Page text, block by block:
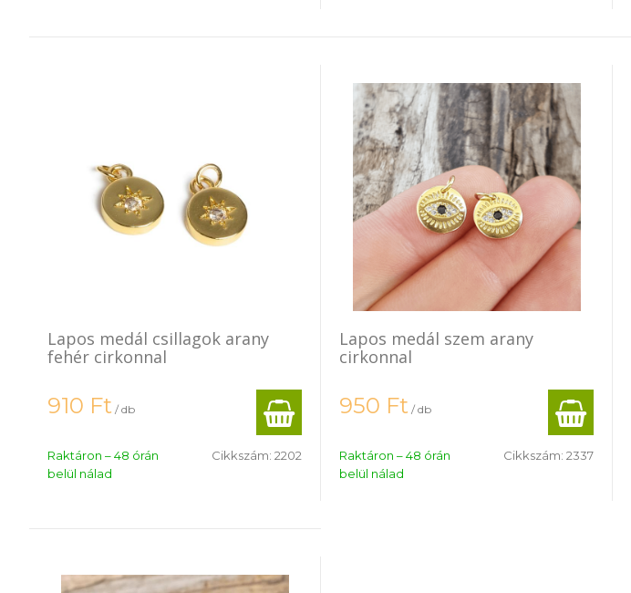
Lapos medál csillagok arany
fehér cirkonnal
910 Ft / db
Raktáron – 48 órán
belül nálad
Cikkszám: 2202
Lapos medál szem arany
cirkonnal
950 Ft / db
Raktáron – 48 órán
belül nálad
Cikkszám: 2337